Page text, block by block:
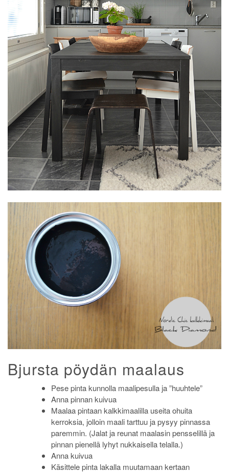
Bjursta pöydän maalaus
Pese pinta kunnolla maalipesulla ja ”huuhtele”
Anna pinnan kuivua
Maalaa pintaan kalkkimaalilla useita ohuita
kerroksia, jolloin maali tarttuu ja pysyy pinnassa
paremmin. (Jalat ja reunat maalasin pensselillä ja
pinnan pienellä lyhyt nukkaisella telalla.)
Anna kuivua
Käsittele pinta lakalla muutamaan kertaan